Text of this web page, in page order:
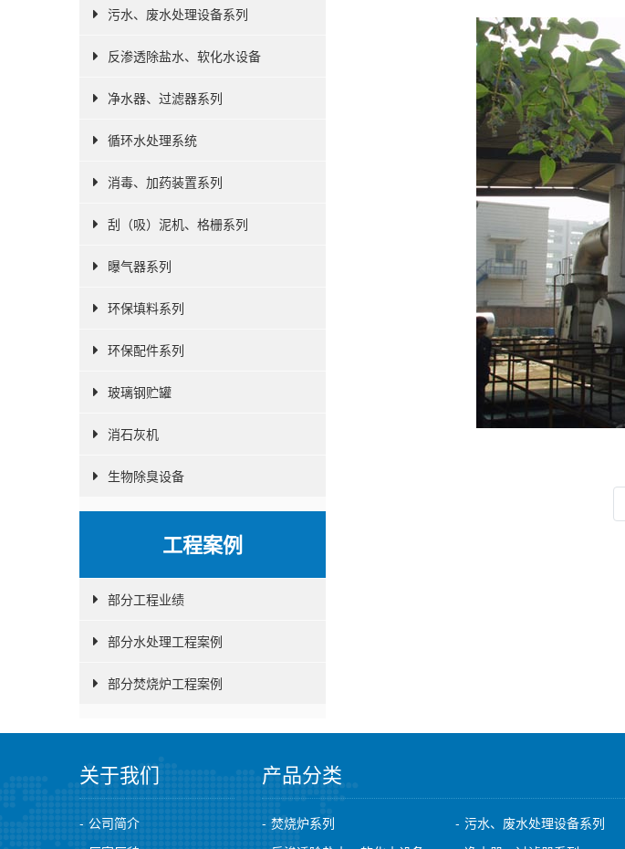
污水、废水处理设备系列
反渗透除盐水、软化水设备
净水器、过滤器系列
循环水处理系统
消毒、加药装置系列
刮（吸）泥机、格栅系列
曝气器系列
环保填料系列
环保配件系列
玻璃钢贮罐
消石灰机
生物除臭设备
工程案例
部分工程业绩
部分水处理工程案例
部分焚烧炉工程案例
关于我们
公司简介
产品分类
焚烧炉系列
污水、废水处理设备系列